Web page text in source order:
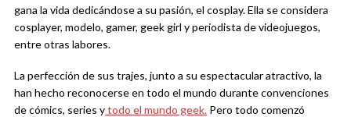
gana la vida dedicándose a su pasión, el cosplay. Ella se considera
cosplayer, modelo, gamer, geek girl y periodista de videojuegos,
entre otras labores.
La perfección de sus trajes, junto a su espectacular atractivo, la
han hecho reconocerse en todo el mundo durante convenciones
de cómics, series ytodo el mundo geek. Pero todo comenzó